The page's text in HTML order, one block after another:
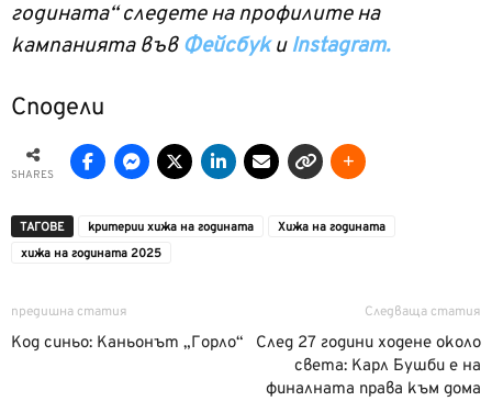
годината“ следете на профилите на
кампанията във Фейсбук и Instagram.
Сподели
SHARES
ТАГОВЕ критерии хижа на годината
Хижа на годината
хижа на годината 2025
предишна статия
Код синьо: Каньонът „Горло“
Следваща статия
След 27 години ходене около
света: Карл Бушби е на
финалната права към дома